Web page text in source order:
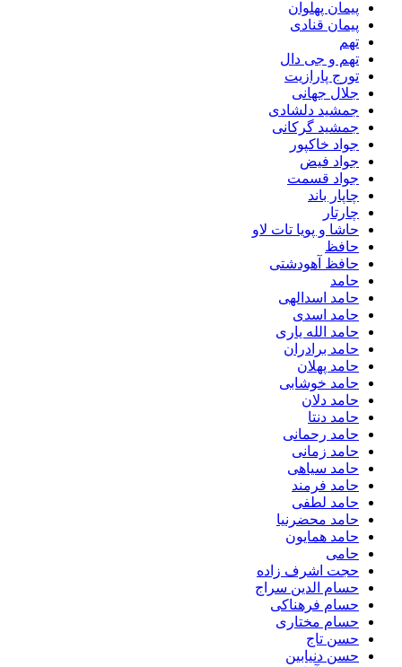
پیمان پهلوان
پیمان قنادی
تهم
تهم و جی دال
تورج پارازیت
جلال جهانی
جمشید دلشادی
جمشید گرکانی
جواد خاکپور
جواد فیض
جواد قسمت
چاپار باند
چارتار
حاشا و پویا تات لاو
حافظ
حافظ آهودشتی
حامد
حامد اسدالهی
حامد اسدی
حامد الله یاری
حامد برادران
حامد پهلان
حامد خوشابی
حامد دلان
حامد دنتا
حامد رحمانی
حامد زمانی
حامد سیاهی
حامد فرمند
حامد لطفی
حامد محضرنیا
حامد همایون
حامی
حجت اشرف زاده
حسام الدین سراج
حسام فرهناکی
حسام مختاری
حسن تاج
حسن دنیابین